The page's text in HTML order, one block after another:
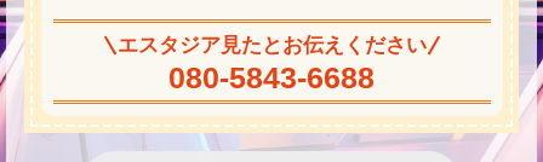
エスタジア見たとお伝えください
080-5843-6688